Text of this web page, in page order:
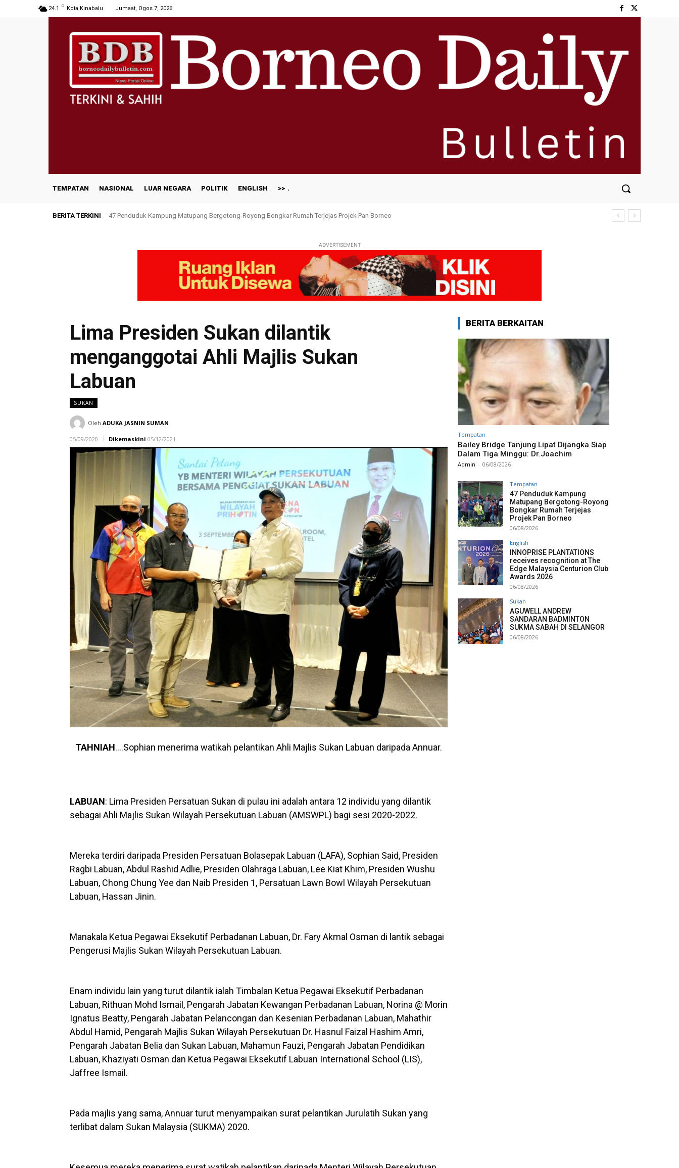
24.1 C Kota Kinabalu Jumaat, Ogos 7, 2026
TEMPATAN NASIONAL LUAR NEGARA POLITIK ENGLISH >>
BERITA TERKINI 47 Penduduk Kampung Matupang Bergotong-Royong Bongkar Rumah Terjejas Projek Pan Borneo
INNOPRISE PLANTATIONS receives recognition at The Edge Malaysia Centurion Club Awards 2026
ADVERTISEMENT
Lima Presiden Sukan dilantik
menganggotai Ahli Majlis Sukan
Labuan
SUKAN
Oleh ADUKA JASNIN SUMAN
05/09/2020 Dikemaskini 05/12/2021
TAHNIAH….Sophian menerima watikah pelantikan Ahli Majlis Sukan Labuan daripada Annuar.
LABUAN: Lima Presiden Persatuan Sukan di pulau ini adalah antara 12 individu yang dilantik
sebagai Ahli Majlis Sukan Wilayah Persekutuan Labuan (AMSWPL) bagi sesi 2020-2022.
Mereka terdiri daripada Presiden Persatuan Bolasepak Labuan (LAFA), Sophian Said, Presiden
Ragbi Labuan, Abdul Rashid Adlie, Presiden Olahraga Labuan, Lee Kiat Khim, Presiden Wushu
Labuan, Chong Chung Yee dan Naib Presiden 1, Persatuan Lawn Bowl Wilayah Persekutuan
Labuan, Hassan Jinin.
Manakala Ketua Pegawai Eksekutif Perbadanan Labuan, Dr. Fary Akmal Osman di lantik sebagai
Pengerusi Majlis Sukan Wilayah Persekutuan Labuan.
Enam individu lain yang turut dilantik ialah Timbalan Ketua Pegawai Eksekutif Perbadanan
Labuan, Rithuan Mohd Ismail, Pengarah Jabatan Kewangan Perbadanan Labuan, Norina @ Morin
Ignatus Beatty, Pengarah Jabatan Pelancongan dan Kesenian Perbadanan Labuan, Mahathir
Abdul Hamid, Pengarah Majlis Sukan Wilayah Persekutuan Dr. Hasnul Faizal Hashim Amri,
Pengarah Jabatan Belia dan Sukan Labuan, Mahamun Fauzi, Pengarah Jabatan Pendidikan
Labuan, Khaziyati Osman dan Ketua Pegawai Eksekutif Labuan International School (LIS),
Jaffree Ismail.
Pada majlis yang sama, Annuar turut menyampaikan surat pelantikan Jurulatih Sukan yang
terlibat dalam Sukan Malaysia (SUKMA) 2020.
BERITA BERKAITAN
Tempatan
Bailey Bridge Tanjung Lipat Dijangka Siap
Dalam Tiga Minggu: Dr.Joachim
Admin - 06/08/2026
Tempatan
47 Penduduk Kampung
Matupang Bergotong-Royong
Bongkar Rumah Terjejas
Projek Pan Borneo
06/08/2026
English
INNOPRISE PLANTATIONS
receives recognition at The
Edge Malaysia Centurion Club
Awards 2026
06/08/2026
Sukan
AGUWELL ANDREW
SANDARAN BADMINTON
SUKMA SABAH DI SELANGOR
06/08/2026